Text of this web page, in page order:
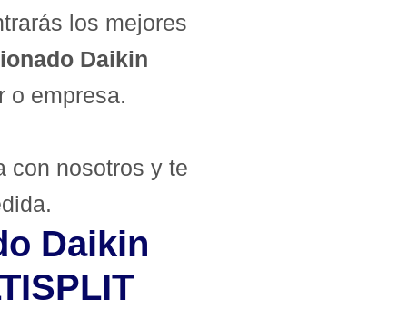
los mejores
Daikin
o empresa.
con nosotros y te
Daikin